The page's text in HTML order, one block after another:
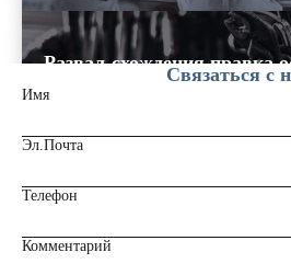
Развал-схождения,правка
Связаться с
Имя
Эл.Почта
Телефон
Комментарий